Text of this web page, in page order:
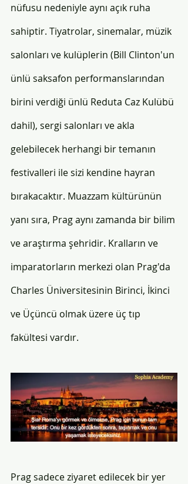
nüfusu nedeniyle aynı açık ruha
sahiptir. Tiyatrolar, sinemalar, müzik
salonları ve kulüplerin (Bill Clinton'un
ünlü saksafon performanslarından
birini verdiği ünlü Reduta Caz Kulübü
dahil), sergi salonları ve akla
gelebilecek herhangi bir temanın
festivalleri ile sizi kendine hayran
bırakacaktır. Muazzam kültürünün
yanı sıra, Prag aynı zamanda bir bilim
ve araştırma şehridir. Kralların ve
imparatorların merkezi olan Prag'da
Charles Üniversitesinin Birinci, İkinci
ve Üçüncü olmak üzere üç tıp
fakültesi vardır.
Prag sadece ziyaret edilecek bir yer